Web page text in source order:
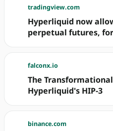
tradingview.com
Hyperliquid now
perpetual futures,
falconx.io
The
Hyperliquid's HIP-3
binance.com